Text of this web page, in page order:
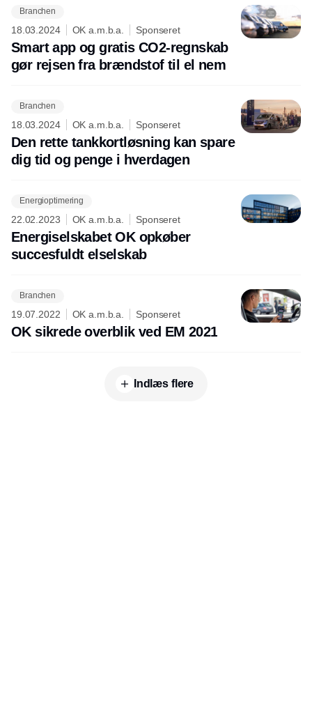
Branchen
18.03.2024 OK a.m.b.a. Sponseret
Smart app og gratis CO2-regnskab
gør rejsen fra brændstof til el nem
Branchen
18.03.2024 OK a.m.b.a. Sponseret
Den rette tankkortløsning kan spare
dig tid og penge i hverdagen
Energioptimering
22.02.2023 OK a.m.b.a. Sponseret
Energiselskabet OK opkøber
succesfuldt elselskab
Branchen
19.07.2022 OK a.m.b.a. Sponseret
OK sikrede overblik ved EM 2021
Indlæs flere